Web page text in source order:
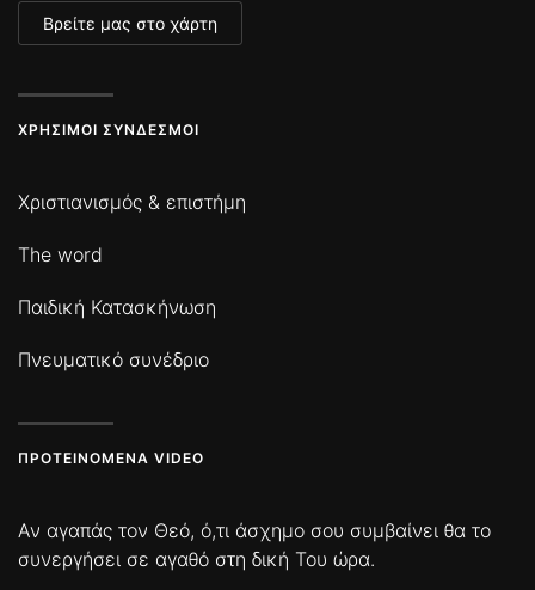
Βρείτε μας στο χάρτη
ΧΡΉΣΙΜΟΙ ΣΎΝΔΕΣΜΟΙ
Χριστιανισμός & επιστήμη
The word
Παιδική Κατασκήνωση
Πνευματικό συνέδριο
ΠΡΟΤΕΙΝΌΜΕΝΑ VIDEO
Αν αγαπάς τον Θεό, ό,τι άσχημο σου συμβαίνει θα το
συνεργήσει σε αγαθό στη δική Του ώρα.